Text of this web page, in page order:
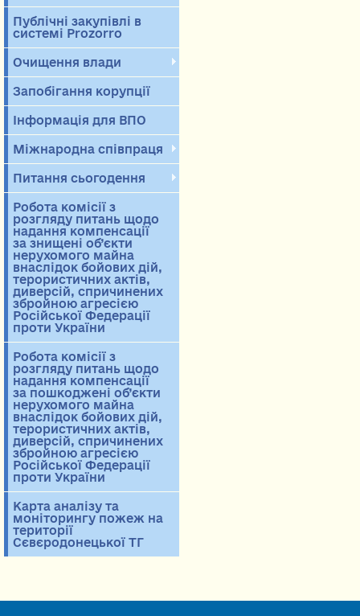
Публічні закупівлі в
системі Prozorro
Очищення влади
Запобігання корупції
Інформація для ВПО
Міжнародна співпраця
Питання сьогодення
Робота комісії з
розгляду питань щодо
надання компенсації
за знищені об’єкти
нерухомого майна
внаслідок бойових дій,
терористичних актів,
диверсій, спричинених
збройною агресією
Російської Федерації
проти України
Робота комісії з
розгляду питань щодо
надання компенсації
за пошкоджені об’єкти
нерухомого майна
внаслідок бойових дій,
терористичних актів,
диверсій, спричинених
збройною агресією
Російської Федерації
проти України
Карта аналізу та
моніторингу пожеж на
території
Сєвєродонецької ТГ